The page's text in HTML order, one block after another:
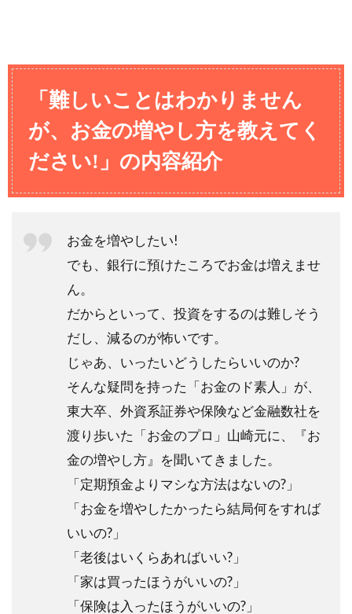
「難しいことはわかりません
が、お金の増やし方を教えてく
ださい!」の内容紹介
お金を増やしたい!
でも、銀行に預けたころでお金は増えませ
ん。
だからといって、投資をするのは難しそう
だし、減るのが怖いです。
じゃあ、いったいどうしたらいいのか?
そんな疑問を持った「お金のド素人」が、
東大卒、外資系証券や保険など金融数社を
渡り歩いた「お金のプロ」山崎元に、『お
金の増やし方』を聞いてきました。
「定期預金よりマシな方法はないの?」
「お金を増やしたかったら結局何をすれば
いいの?」
「老後はいくらあればいい?」
「家は買ったほうがいいの?」
「保険は入ったほうがいいの?」